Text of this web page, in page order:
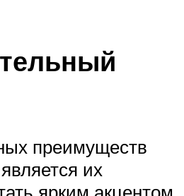
преимуществ
их